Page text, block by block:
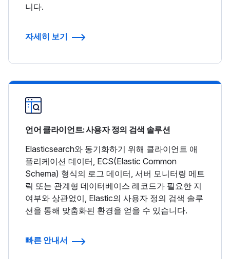
니다.
자세히 보기
언어 클라이언트: 사용자 정의 검색 솔루션
Elasticsearch와 동기화하기 위해 클라이언트 애
플리케이션 데이터, ECS(Elastic Common
Schema) 형식의 로그 데이터, 서버 모니터링 메트
릭 또는 관계형 데이터베이스 레코드가 필요한 지
여부와 상관없이, Elastic의 사용자 정의 검색 솔루
션을 통해 맞춤화된 환경을 얻을 수 있습니다.
빠른 안내서